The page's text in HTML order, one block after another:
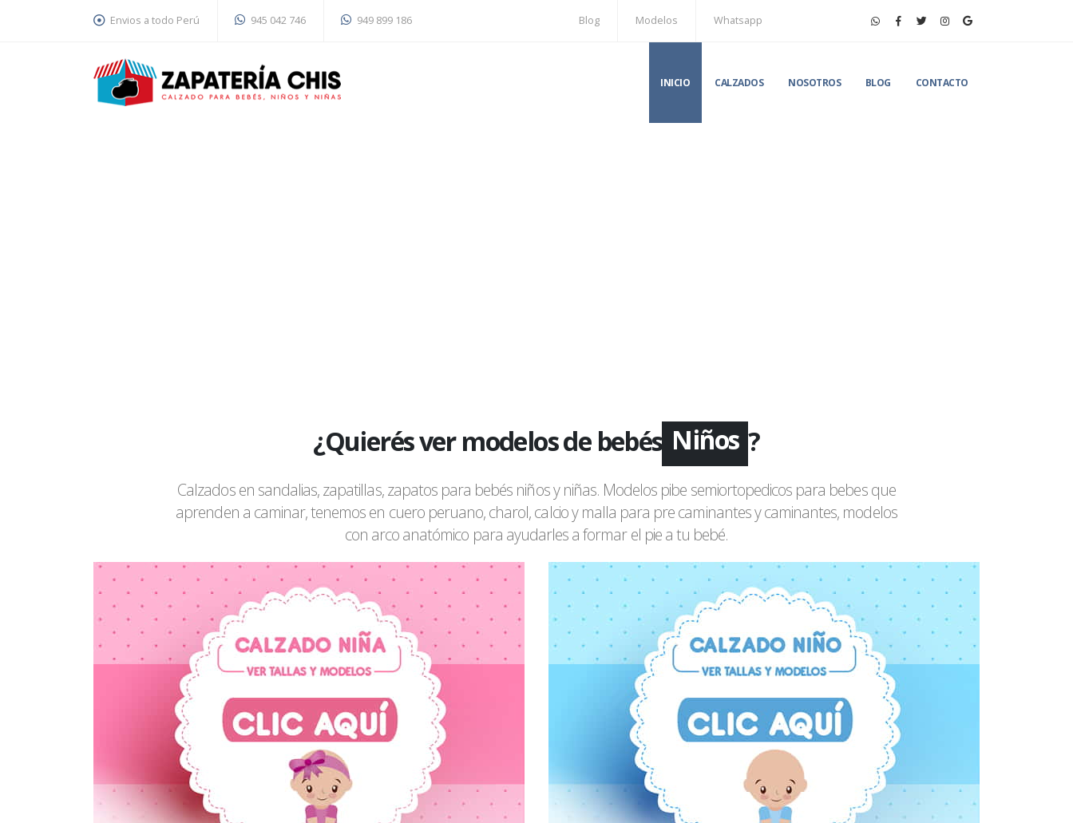
Envios a todo Perú 945 042 746 949 899 186 Blog Modelos Whatsapp
INICIO CALZADOS NOSOTROS BLOG CONTACTO
¿Quierés ver modelos de bebés Niños
Niñas
Niños
?
Calzados en sandalias, zapatillas, zapatos para bebés niños y niñas. Modelos pibe semiortopedicos para bebes que
aprenden a caminar, tenemos en cuero peruano, charol, calcio y malla para pre caminantes y caminantes, modelos
con arco anatómico para ayudarles a formar el pie a tu bebé.